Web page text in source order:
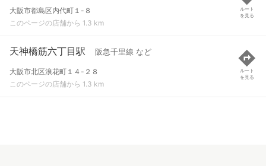
大阪市都島区内代町１-８
このページの店舗から 1.3 km
ルート
を見る
天神橋筋六丁目駅 阪急千里線 など
大阪市北区浪花町１４-２８
このページの店舗から 1.3 km
ルート
を見る